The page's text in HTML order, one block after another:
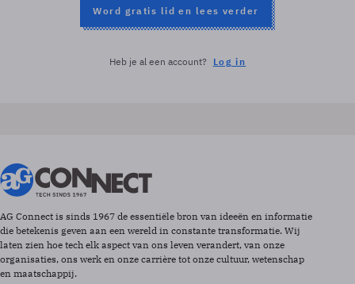
Word gratis lid en lees verder
Heb je al een account? Log in
AG Connect is sinds 1967 de essentiële bron van ideeën en informatie
die betekenis geven aan een wereld in constante transformatie. Wij
laten zien hoe tech elk aspect van ons leven verandert, van onze
organisaties, ons werk en onze carrière tot onze cultuur, wetenschap
en maatschappij.